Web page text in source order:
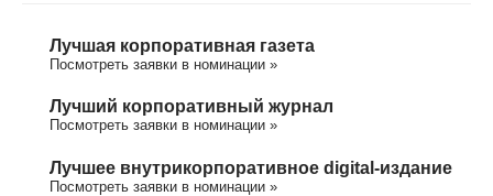
Лучшая корпоративная газета
Посмотреть заявки в номинации »
Лучший корпоративный журнал
Посмотреть заявки в номинации »
Лучшее внутрикорпоративное digital-издание
Посмотреть заявки в номинации »